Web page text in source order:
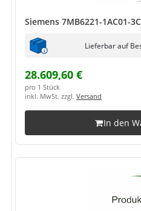
Siemens 7MB6221-1AC01-
Lieferbar auf
28.609,60 €
pro 1 Stück
inkl. MwSt. zzgl. Versand
In den